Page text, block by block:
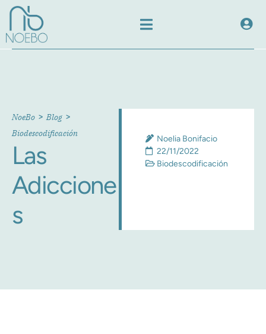
NoeBo >Blog >
Biodescodificación
Las
Adiccione
s
Noelia Bonifacio
22/11/2022
Biodescodificación